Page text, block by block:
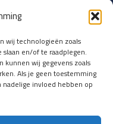
wij technologieën zoals
en/of te raadplegen.
wij gegevens zoals
Als je geen toestemming
invloed hebben op